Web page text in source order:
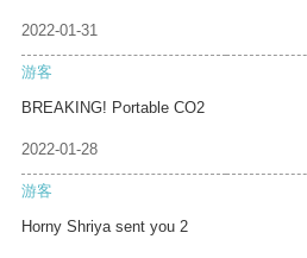
2022-01-31
游客
BREAKING! Portable CO2
2022-01-28
游客
Horny Shriya sent you 2